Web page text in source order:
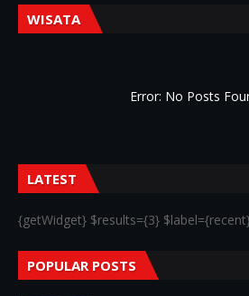
WISATA
Error: No Posts
LATEST
{getWidget} $results={3}
POPULAR POSTS